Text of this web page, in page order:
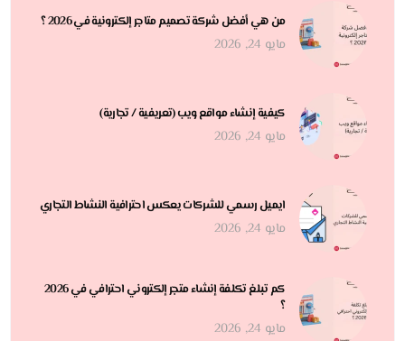
من هي أفضل شركة تصميم متاجر إلكترونية في 2026 ؟
مايو 24, 2026
كيفية إنشاء مواقع ويب (تعريفية / تجارية)
مايو 24, 2026
ايميل رسمي للشركات يعكس احترافية النشاط التجاري
مايو 24, 2026
كم تبلغ تكلفة إنشاء متجر إلكتروني احترافي في 2026
؟
مايو 24, 2026